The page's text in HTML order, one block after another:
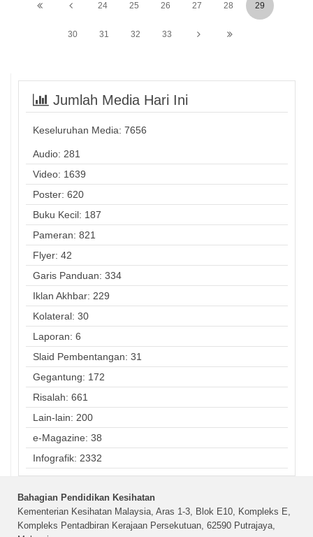
24 25 26 27 28 29
30 31 32 33
Jumlah Media Hari Ini
Keseluruhan Media: 7656
Audio: 281
Video: 1639
Poster: 620
Buku Kecil: 187
Pameran: 821
Flyer: 42
Garis Panduan: 334
Iklan Akhbar: 229
Kolateral: 30
Laporan: 6
Slaid Pembentangan: 31
Gegantung: 172
Risalah: 661
Lain-lain: 200
e-Magazine: 38
Infografik: 2332
Bahagian Pendidikan Kesihatan
Kementerian Kesihatan Malaysia, Aras 1-3, Blok E10, Kompleks E,
Kompleks Pentadbiran Kerajaan Persekutuan, 62590 Putrajaya,